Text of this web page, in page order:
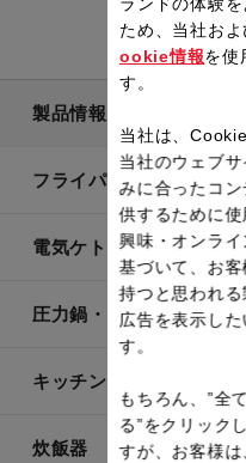
製品情報
フライパン・鍋
電気ケトル
圧力鍋・電気圧力鍋
キッチン用品
炊飯器
ランドの体験
ため、当社お
ookie情報を使
す。
当社は、
当社のウェブ
みに合ったコ
供するために
興味・オンラ
基づいて、お
持つと思われ
広告を表示し
す。
もちろん、”全
る”をクリック
すが、お客様